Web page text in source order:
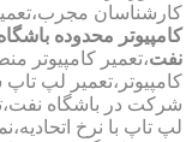
کارشناسان
کامپیوتر محدوده
نفت،تعمیر کامپیوتر
کامپیوتر،تعمیر لپ
شرکت در باشگاه
لپ تاپ با نرخ